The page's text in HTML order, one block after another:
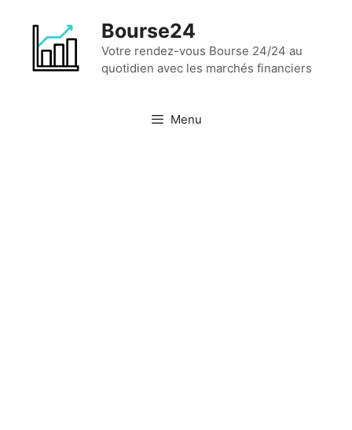
contenu
Bourse24
Votre rendez-vous Bourse 24/24 au
quotidien avec les marchés financiers
Menu